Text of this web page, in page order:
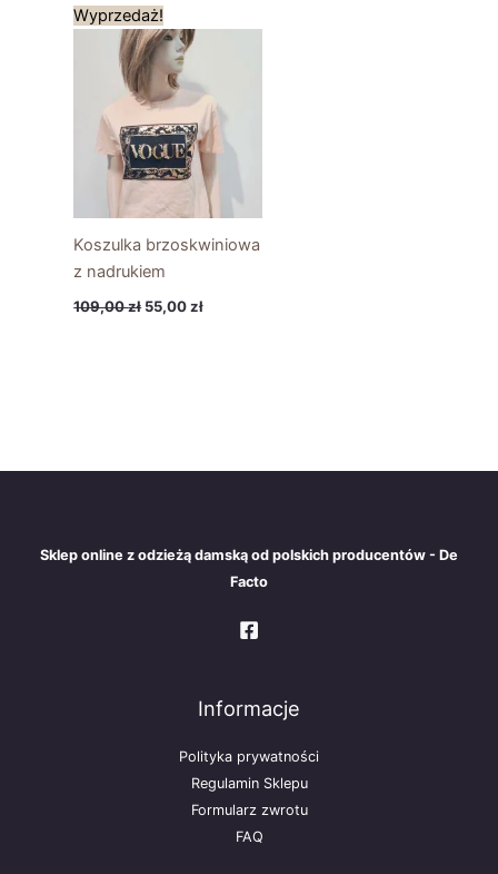
Wyprzedaż!
Koszulka brzoskwiniowa
z nadrukiem
109,00zł
Pierwotna
cena
wynosiła:
109,00 zł.
55,00zł
cena
Sklep online z odzieżą damską od polskich producentów - De
Facto
Informacje
Polityka prywatności
Regulamin Sklepu
Formularz zwrotu
FAQ